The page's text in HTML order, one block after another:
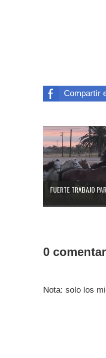
Compartir
FUERTE TRABAJO
0
Nota: solo los